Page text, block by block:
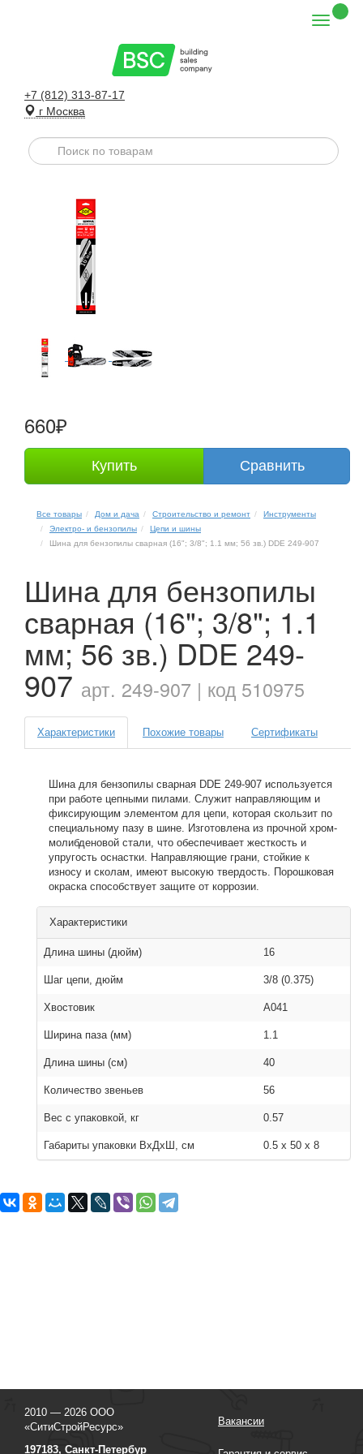
+7 (812) 313-87-17
г Москва
660₽
Купить Сравнить
Все товары Дом и дача Строительство и ремонт
Инструменты
Электро- и бензопилы
Цепи и шины
Шина для бензопилы сварная (16"; 3/8"; 1.1 мм; 56 зв.) DDE 249-907
Шина для бензопилы
сварная (16"; 3/8"; 1.1
мм; 56 зв.) DDE 249-
907 арт. 249-907 | код 510975
Характеристики Похожие товары Сертификаты
Шина для бензопилы сварная DDE 249-907 используется
при работе цепными пилами. Служит направляющим и
фиксирующим элементом для цепи, которая скользит по
специальному пазу в шине. Изготовлена из прочной хром-
молибденовой стали, что обеспечивает жесткость и
упругость оснастки. Направляющие грани, стойкие к
износу и сколам, имеют высокую твердость. Порошковая
окраска способствует защите от коррозии.
Характеристики
Длина шины (дюйм) 16
Шаг цепи, дюйм 3/8 (0.375)
Хвостовик A041
Ширина паза (мм) 1.1
Длина шины (см) 40
Количество звеньев 56
Вес с упаковкой, кг 0.57
Габариты упаковки ВхДхШ, см 0.5 x 50 x 8
2010 — 2026 ООО
«СитиСтройРесурс»
197183, Санкт-Петербур
Вакансии